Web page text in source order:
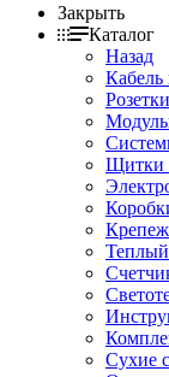
Закрыть
Каталог
Назад
Кабель
Щитки
Крепеж
Сухие